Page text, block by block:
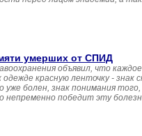
умерших от СПИД
объявил, что
красную ленточку - знак
болен, знак понимания
непременно победит эту